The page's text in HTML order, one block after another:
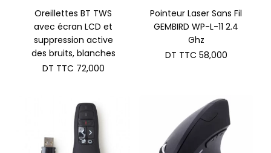
Oreillettes BT TWS
avec écran LCD et
suppression active
des bruits, blanches
DT TTC 72,000
Pointeur Laser Sans Fil
GEMBIRD WP-L-11 2.4
Ghz
DT TTC 58,000